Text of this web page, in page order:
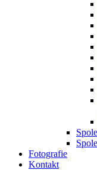
Fotografie
Kontakt